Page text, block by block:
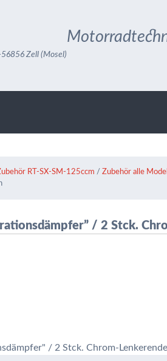
Zell (Mosel)
RT-SX-SM-125ccm /Zubehör alle
/ 2 Stck.
/ 2 Stck. Chrom-